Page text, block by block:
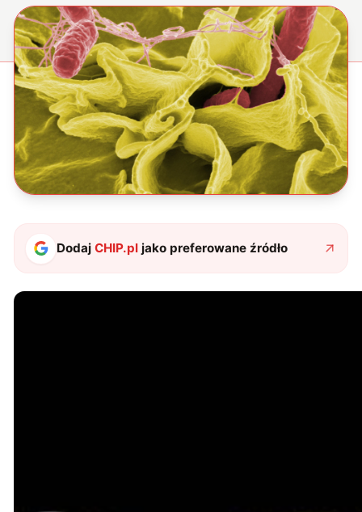
DodajCHIP.pl jako preferowane źródło